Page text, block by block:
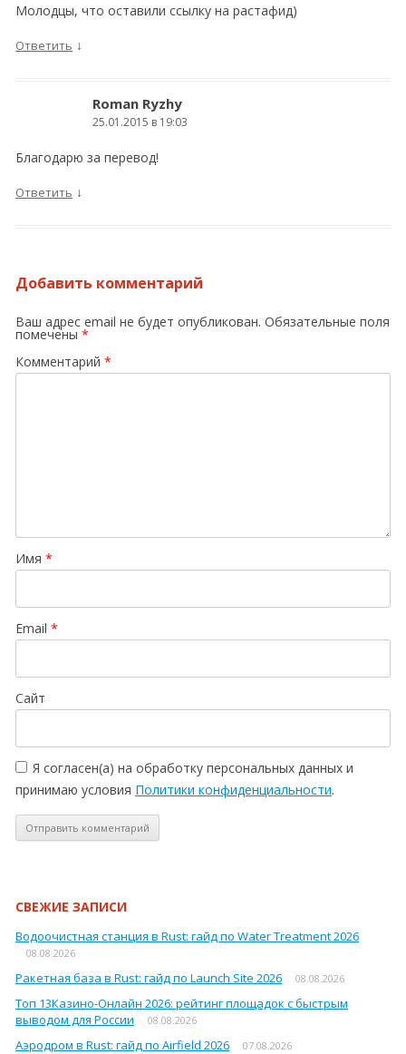
Молодцы, что оставили ссылку на растафид)
Ответить ↓
Roman Ryzhy
25.01.2015 в 19:03
Благодарю за перевод!
Ответить ↓
Добавить комментарий
Ваш адрес email не будет опубликован. Обязательные поля
помечены *
Комментарий *
Имя *
Email *
Сайт
Я согласен(а) на обработку персональных данных и
принимаю условия Политики конфиденциальности.
СВЕЖИЕ ЗАПИСИ
Водоочистная станция в Rust: гайд по Water Treatment 2026
08.08.2026
Ракетная база в Rust: гайд по Launch Site 2026 08.08.2026
Топ 13Кaзинo-Oнлaйн 2026: рейтинг площадок с быстрым
выводом для России
08.08.2026
Аэродром в Rust: гайд по Airfield 2026 07.08.2026